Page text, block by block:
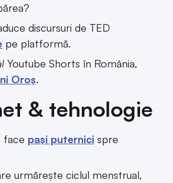
discursuri de TED
pe platformă.
Youtube Shorts în România,
Oroș.
& tehnologie
face pași puternici spre
urmărește ciclul menstrual,